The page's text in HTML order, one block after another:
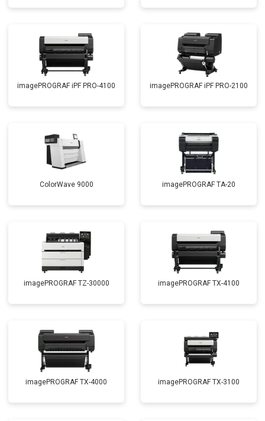
imagePROGRAF iPF PRO-4100 imagePROGRAF iPF PRO-2100
ColorWave 9000 imagePROGRAF TA-20
imagePROGRAF TZ-30000 imagePROGRAF TX-4100
imagePROGRAF TX-4000 imagePROGRAF TX-3100